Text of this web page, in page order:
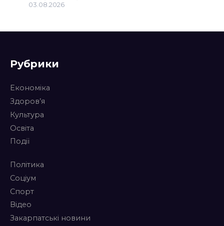
03.08.2026
Рубрики
Економіка
Здоров’я
Культура
Освіта
Події
Політика
Соціум
Спорт
Відео
Закарпатські новини